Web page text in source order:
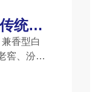
统酒
香型白
窖、汾酒